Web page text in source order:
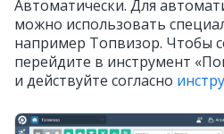
Автоматически. Для
можно использовать
например Топвизор. Чтобы
перейдите в инструмент
и действуйте согласно